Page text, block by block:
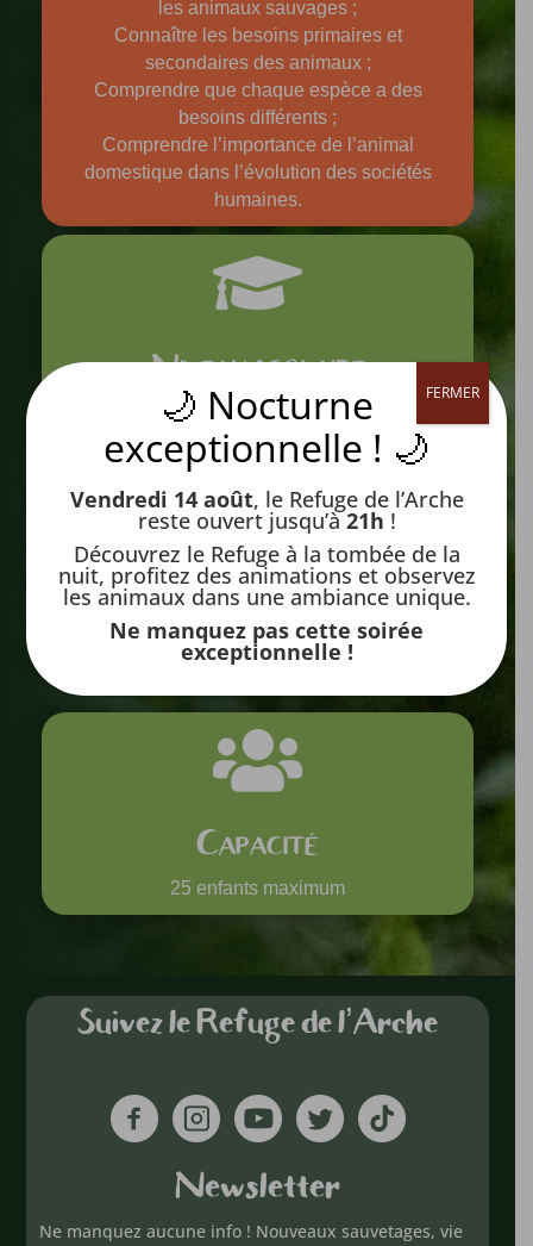
les animaux sauvages ;
Connaître les besoins primaires et
secondaires des animaux ;
Comprendre que chaque espèce a des
besoins différents ;
Comprendre l’importance de l’animal
domestique dans l’évolution des sociétés
humaines.

Niveau scolaire
Cycle 3

Durée
1h

Capacité
25 enfants maximum
Suivez le Refuge de l’Arche
Newsletter
Ne manquez aucune info ! Nouveaux sauvetages, vie
🌙 Nocturne
exceptionnelle ! 🌙
Vendredi 14 août, le Refuge de l’Arche
reste ouvert jusqu’à21h !
Découvrez le Refuge à la tombée de la
nuit, profitez des animations et observez
les animaux dans une ambiance unique.
Ne manquez pas cette soirée
exceptionnelle !
FERMER